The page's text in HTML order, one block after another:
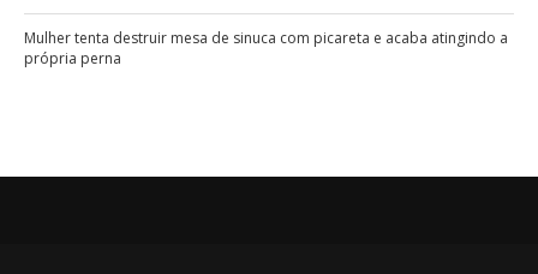
Mulher tenta destruir mesa de sinuca com picareta e acaba atingindo a
própria perna